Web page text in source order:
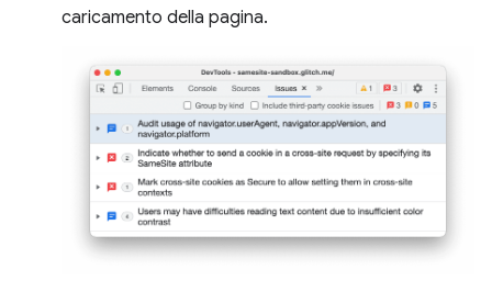
caricamento della pagina.